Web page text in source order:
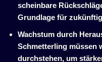
scheinbare
Grundlage für
Wachstum durch
Schmetterling müssen
durchstehen, um